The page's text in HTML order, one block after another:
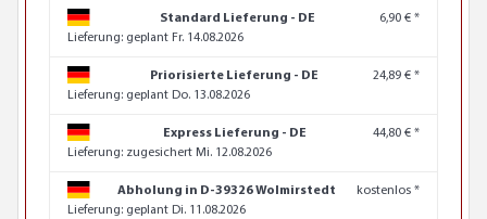
Standard Lieferung - DE
6,90 € *
Lieferung: geplant Fr. 14.08.2026
Priorisierte Lieferung - DE
24,89 € *
Lieferung: geplant Do. 13.08.2026
Express Lieferung - DE
44,80 € *
Lieferung: zugesichert Mi. 12.08.2026
Abholung in D-39326 Wolmirstedt
kostenlos *
Lieferung: geplant Di. 11.08.2026